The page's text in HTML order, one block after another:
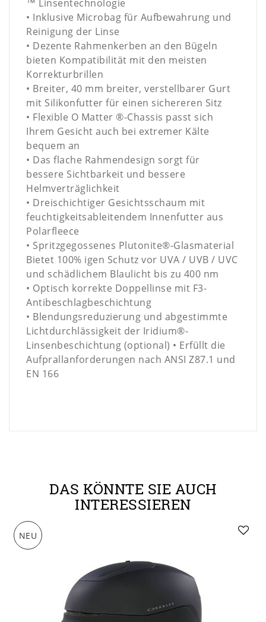
™ Linsentechnologie
• Inklusive Microbag für Aufbewahrung und
Reinigung der Linse
• Dezente Rahmenkerben an den Bügeln
bieten Kompatibilität mit den meisten
Korrekturbrillen
• Breiter, 40 mm breiter, verstellbarer Gurt
mit Silikonfutter für einen sichereren Sitz
• Flexible O Matter ®-Chassis passt sich
Ihrem Gesicht auch bei extremer Kälte
bequem an
• Das flache Rahmendesign sorgt für
bessere Sichtbarkeit und bessere
Helmverträglichkeit
• Dreischichtiger Gesichtsschaum mit
feuchtigkeitsableitendem Innenfutter aus
Polarfleece
• Spritzgegossenes Plutonite®-Glasmaterial
Bietet 100% igen Schutz vor UVA / UVB / UVC
und schädlichem Blaulicht bis zu 400 nm
• Optisch korrekte Doppellinse mit F3-
Antibeschlagbeschichtung
• Blendungsreduzierung und abgestimmte
Lichtdurchlässigkeit der Iridium®-
Linsenbeschichtung (optional) • Erfüllt die
Aufprallanforderungen nach ANSI Z87.1 und
EN 166
DAS KÖNNTE SIE AUCH
INTERESSIEREN
NEU